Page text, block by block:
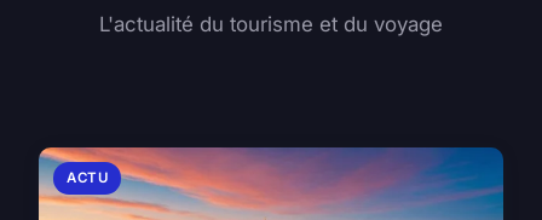
L'actualité du tourisme et du voyage
ACTU